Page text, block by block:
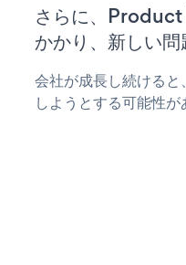
さらに、
かかり、新しい問
会社が成長し続ける
しようとする可能性